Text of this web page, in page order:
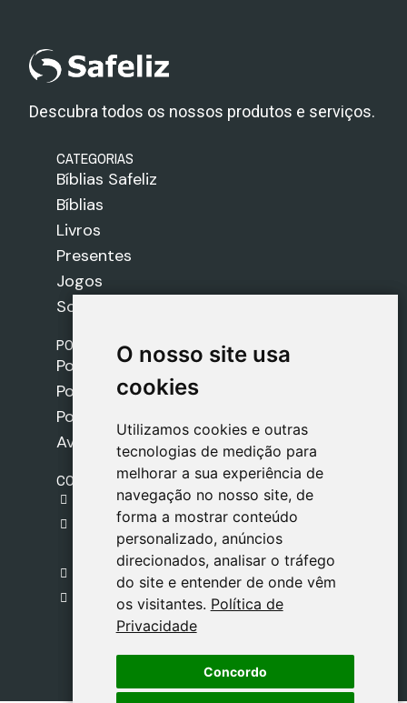
O nosso site usa
cookies
Utilizamos cookies e outras
tecnologias de medição para
melhorar a sua experiência de
navegação no nosso site, de
forma a mostrar conteúdo
personalizado, anúncios
direcionados, analisar o tráfego
do site e entender de onde vêm
os visitantes. Política de
Privacidade
Concordo
O nosso site usa
cookies
Utilizamos cookies e outras
tecnologias de medição para
melhorar a sua experiência de
navegação no nosso site, de
forma a mostrar conteúdo
personalizado, anúncios
direcionados, analisar o tráfego
do site e entender de onde vêm
os visitantes. Política de
Privacidade
Concordo
Descubra todos os nossos produtos e serviços.
CATEGORIAS
Bíblias Safeliz
Bíblias
Livros
Presentes
Jogos
Sobre nós
POLÍTICAS
Política de Envios
Política de Cookies
Política de Privacidade
Aviso Legal
CONTACTO
gestion@safeliz.com
C. del Pradillo, 6, 28770 Colmenar Viejo,
Madrid
+34 918 459 877
Segunda a Sexta
09:00 - 13:00